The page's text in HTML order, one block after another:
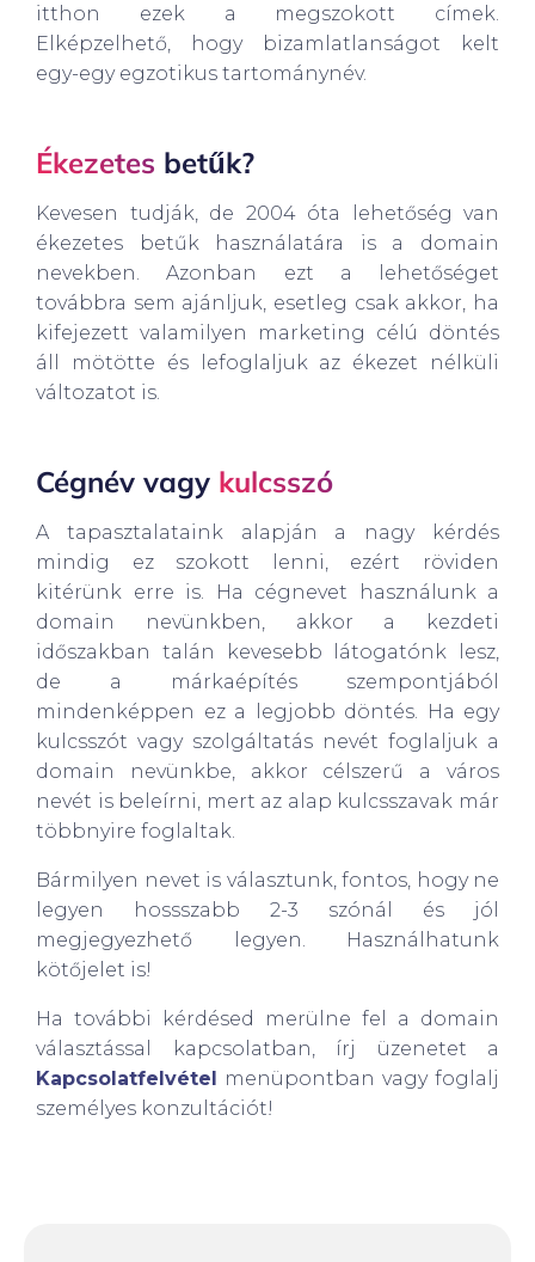
itthon ezek a megszokott címek.
Elképzelhető, hogy bizamlatlanságot kelt
egy-egy egzotikus tartománynév.
Ékezetes betűk?
Kevesen tudják, de 2004 óta lehetőség van
ékezetes betűk használatára is a domain
nevekben. Azonban ezt a lehetőséget
továbbra sem ajánljuk, esetleg csak akkor, ha
kifejezett valamilyen marketing célú döntés
áll mötötte és lefoglaljuk az ékezet nélküli
változatot is.
Cégnév vagy kulcsszó
A tapasztalataink alapján a nagy kérdés
mindig ez szokott lenni, ezért röviden
kitérünk erre is. Ha cégnevet használunk a
domain nevünkben, akkor a kezdeti
időszakban talán kevesebb látogatónk lesz,
de a márkaépítés szempontjából
mindenképpen ez a legjobb döntés. Ha egy
kulcsszót vagy szolgáltatás nevét foglaljuk a
domain nevünkbe, akkor célszerű a város
nevét is beleírni, mert az alap kulcsszavak már
többnyire foglaltak.
Bármilyen nevet is választunk, fontos, hogy ne
legyen hossszabb 2-3 szónál és jól
megjegyezhető legyen. Használhatunk
kötőjelet is!
Ha további kérdésed merülne fel a domain
választással kapcsolatban, írj üzenetet a
Kapcsolatfelvétel menüpontban vagy foglalj
személyes konzultációt!